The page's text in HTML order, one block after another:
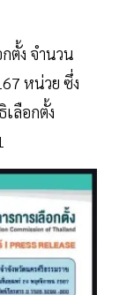
ตั้ง จำนวน
หน่วย ซึ่ง
ลือกตั้ง